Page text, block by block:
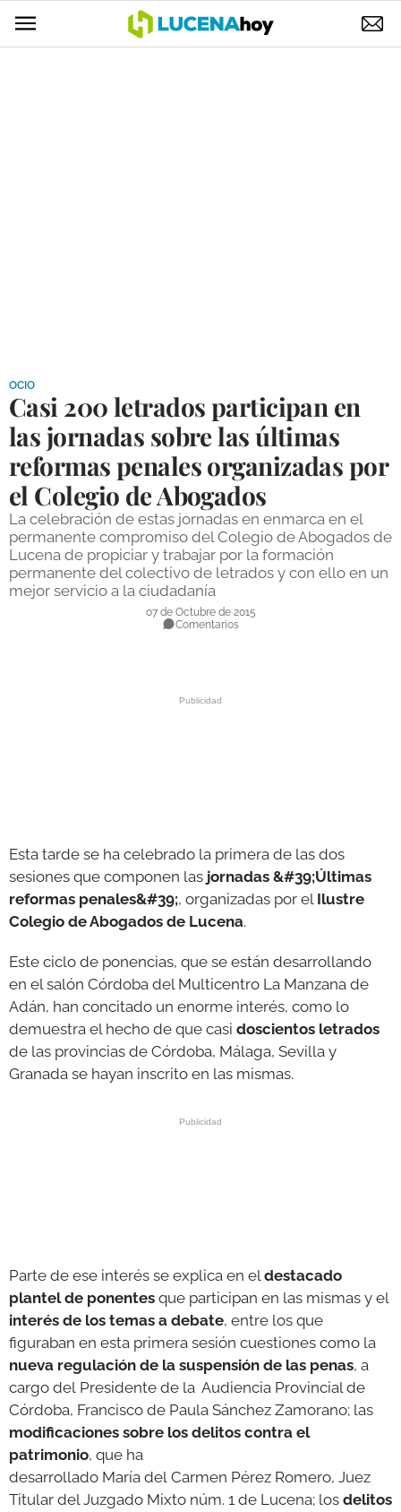
DEPORTES
COMPETICIONES
DEPORTE BASE
OPINIÓN
VENTANA CIUDADANA
CÓRDOBA
OCIO
Casi 200 letrados participan en
las jornadas sobre las últimas
reformas penales organizadas por
el Colegio de Abogados
La celebración de estas jornadas en enmarca en el
permanente compromiso del Colegio de Abogados de
Lucena de propiciar y trabajar por la formación
permanente del colectivo de letrados y con ello en un
mejor servicio a la ciudadanía
07 de Octubre de 2015
Comentarios
Esta tarde se ha celebrado la primera de las dos
sesiones que componen las jornadas &#39;Últimas
reformas penales&#39;, organizadas por el Ilustre
Colegio de Abogados de Lucena.
Este ciclo de ponencias, que se están desarrollando
en el salón Córdoba del Multicentro La Manzana de
Adán, han concitado un enorme interés, como lo
demuestra el hecho de que casi doscientos letrados
de las provincias de Córdoba, Málaga, Sevilla y
Granada se hayan inscrito en las mismas.
Parte de ese interés se explica en eldestacado
plantel de ponentes que participan en las mismas y el
interés de los temas a debate, entre los que
figuraban en esta primera sesión cuestiones como la
nueva regulación de la suspensión de las penas, a
cargo del Presidente de la Audiencia Provincial de
Córdoba, Francisco de Paula Sánchez Zamorano; las
modificaciones sobre los delitos contra el
patrimonio, que ha
desarrollado María del Carmen Pérez Romero, Juez
Titular del Juzgado Mixto núm. 1 de Lucena; los delitos